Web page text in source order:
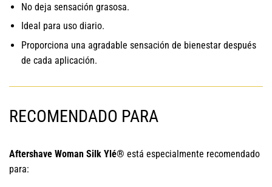
No deja sensación grasosa.
Ideal para uso diario.
Proporciona una agradable sensación de bienestar después
de cada aplicación.
RECOMENDADO PARA
Aftershave Woman Silk Ylé® está especialmente recomendado
para: